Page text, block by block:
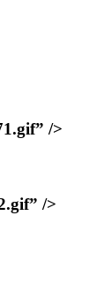
/>
/>